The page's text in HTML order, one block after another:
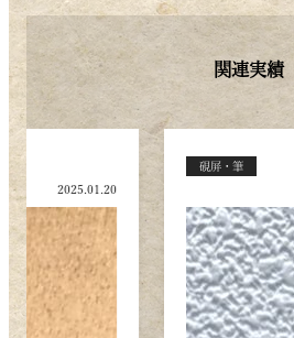
関連実績
硯屏・筆